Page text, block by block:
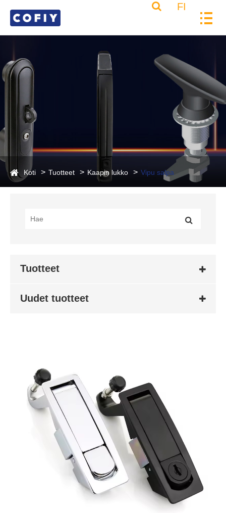
FI
Koti Tuotteet Kaapin lukko Vipu salpa
Tuotteet
Uudet tuotteet